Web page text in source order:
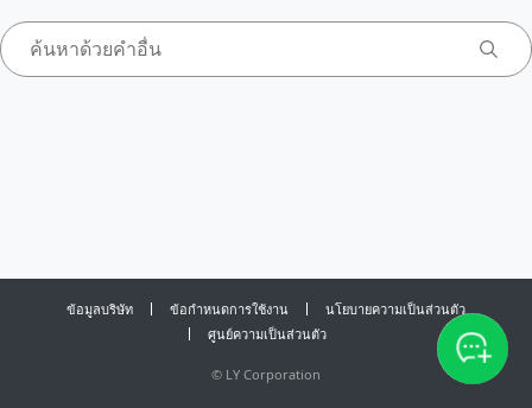
ข้อมูลบริษัท ข้อกำหนดการใช้งาน
นโยบายความเป็นส่วนตัว
ศูนย์ความเป็นส่วนตัว
© LY Corporation